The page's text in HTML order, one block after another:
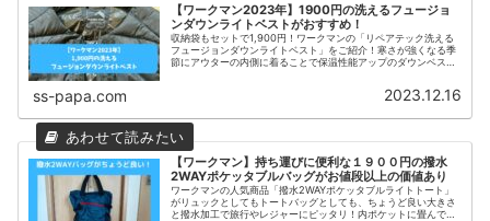
【ワークマン2023年】1900円の洗えるフュージョ
ンダウンライトベストがおすすめ！
収納袋もセットで1,900円！ワークマンの「リペアテック洗える
フュージョンダウンライトベスト」をご紹介！寒さが強くなる季
節にアウターの内側に着ることで保温性能アップのダウンベス
ss-papa.com 2023.12.16
【ワークマン】持ち運びに便利な１９００円の撥水
2WAYポケッタブルバッグがお値段以上の価値あり
ワークマンの人気商品「撥水2WAYポケッタブルライトトート」
がリュックとしてもトートバッグとしても、ちょうど良い大きさ
と撥水加工で旅行やレジャーにピッタリ！内ポケットに畳んで収